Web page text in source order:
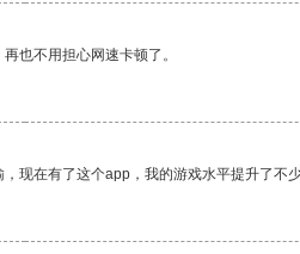
也不用担心网速卡顿了。
现在有了这个app，我的游戏水平提升了不少